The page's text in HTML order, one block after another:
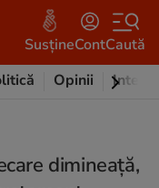
SusțineContCaută
Opinii
dimineață,